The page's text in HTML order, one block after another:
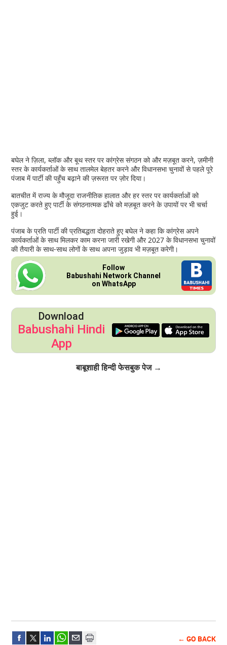
बघेल ने ज़िला, ब्लॉक और बूथ स्तर पर कांग्रेस संगठन को और मज़बूत करने, ज़मीनी
स्तर के कार्यकर्ताओं के साथ तालमेल बेहतर करने और विधानसभा चुनावों से पहले पूरे
पंजाब में पार्टी की पहुँच बढ़ाने की ज़रूरत पर ज़ोर दिया।
बातचीत में राज्य के मौजूदा राजनीतिक हालात और हर स्तर पर कार्यकर्ताओं को
एकजुट करते हुए पार्टी के संगठनात्मक ढाँचे को मज़बूत करने के उपायों पर भी चर्चा
हुई।
पंजाब के प्रति पार्टी की प्रतिबद्धता दोहराते हुए बघेल ने कहा कि कांग्रेस अपने
कार्यकर्ताओं के साथ मिलकर काम करना जारी रखेगी और 2027 के विधानसभा चुनावों
की तैयारी के साथ-साथ लोगों के साथ अपना जुड़ाव भी मज़बूत करेगी।
Follow
Babushahi Network Channel
on WhatsApp
Download
Babushahi Hindi
App
बाबूशाही हिन्दी फेसबुक पेज →
← GO BACK